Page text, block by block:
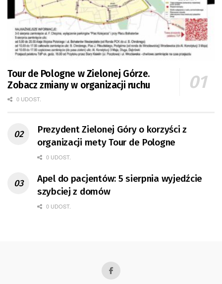
Tour de Pologne w Zielonej Górze.
Zobacz zmiany w organizacji ruchu
0 UDOST.
Prezydent Zielonej Góry o korzyści z
organizacji mety Tour de Pologne
0 UDOST.
Apel do pacjentów: 5 sierpnia wyjedźcie
szybciej z domów
0 UDOST.